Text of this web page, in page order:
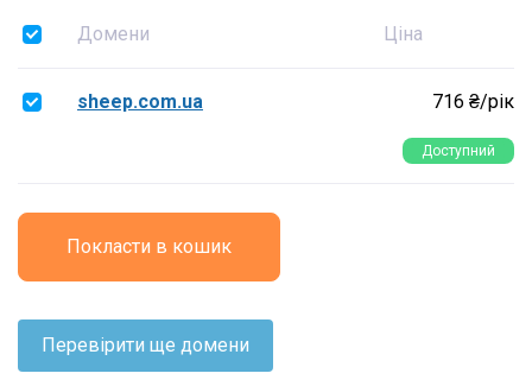
Домени Ціна
sheep.com.ua 716 ₴/рік
Доступний
Покласти в кошик
Перевірити ще домени